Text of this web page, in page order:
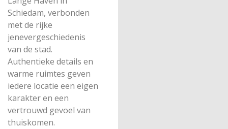
Schiedam, verbonden
met de rijke
jenevergeschiedenis
van de stad.
Authentieke details en
warme ruimtes geven
iedere locatie een eigen
karakter en een
vertrouwd gevoel van
thuiskomen.